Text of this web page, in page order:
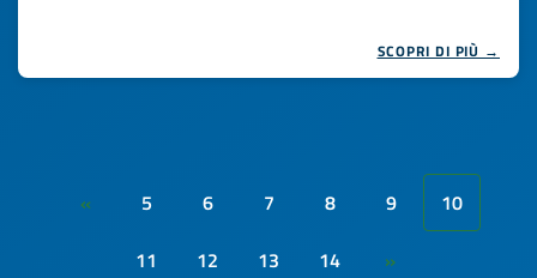
SCOPRI DI PIÙ →
« 5 6 7 8 9
10
11
12 13 14 »